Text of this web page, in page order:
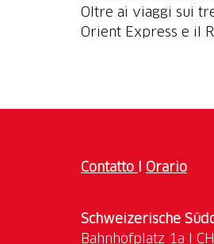
Oltre ai viaggi sui
Orient Express e il
Contatto I Orario
Schweizerische